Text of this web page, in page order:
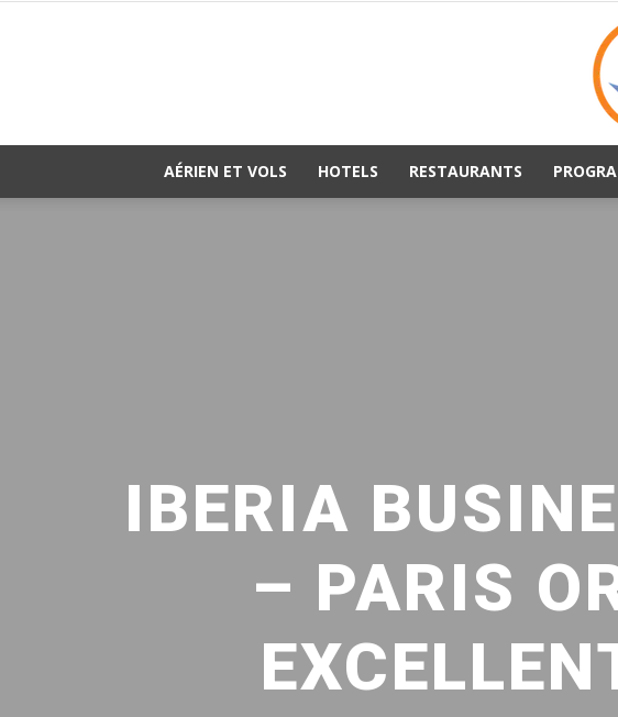
AÉRIEN ET VOLS HOTELS RESTAURANTS
IBERIA
– PARIS